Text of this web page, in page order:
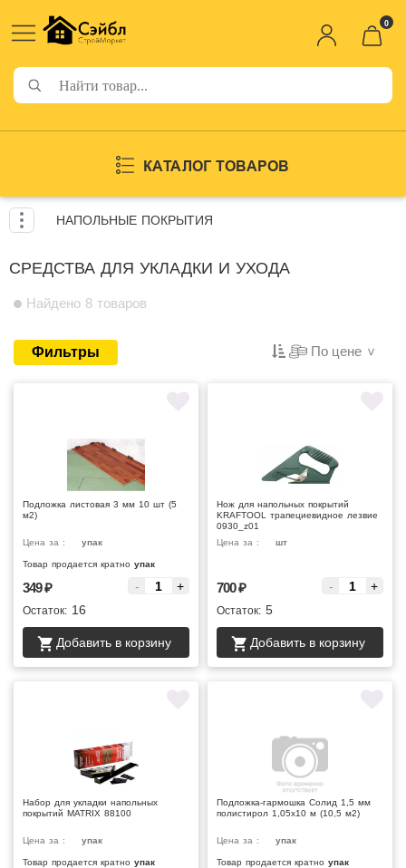
0
КАТАЛОГ ТОВАРОВ
НАПОЛЬНЫЕ ПОКРЫТИЯ
СРЕДСТВА ДЛЯ УКЛАДКИ И УХОДА
Найдено 8 товаров
Фильтры По цене >
Подложка листовая 3 мм 10 шт (5
м2)
Цена за : упак
Товар продается кратно упак
349₽ - +
Остаток: 16
Добавить в корзину
Нож для напольных покрытий
KRAFTOOL трапециевидное лезвие
0930_z01
Цена за :
шт
700₽ - +
Остаток: 5
Добавить в корзину
Набор для укладки напольных
покрытий MATRIX 88100
Цена за : упак
Товар продается кратно упак
Подложка-гармошка Солид 1,5 мм
полистирол 1,05х10 м (10,5 м2)
Цена за : упак
Товар продается кратно упак